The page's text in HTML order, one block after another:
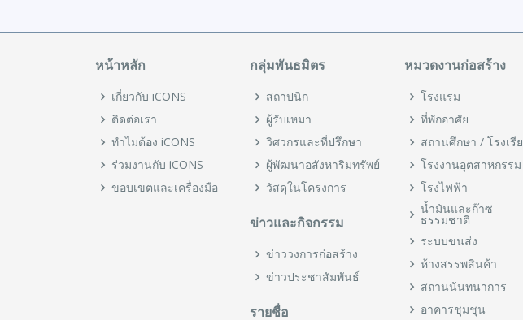
หน้าหลัก
เกี่ยวกับ iCONS
ติดต่อเรา
ทำไมต้อง iCONS
ร่วมงานกับ iCONS
ขอบเขตและเครื่องมือ
กลุ่มพันธมิตร
สถาปนิก
ผู้รับเหมา
วิศวกรและที่ปรึกษา
ผู้พัฒนาอสังหาริมทรัพย์
วัสดุในโครงการ
ข่าวและกิจกรรม
ข่าววงการก่อสร้าง
ข่าวประชาสัมพันธ์
รายชื่อ
หมวดงานก่อสร้าง
โรงแรม
ที่พักอาศัย
สถานศึกษา / โรงเรี
โรงงานอุตสาหกรรม
โรงไฟฟ้า
น้ำมันและก๊าซ
ธรรมชาติ
ระบบขนส่ง
ห้างสรรพสินค้า
สถานนันทนาการ
อาคารชุมชุน